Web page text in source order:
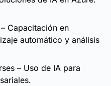
– Capacitación en
automático y análisis
– Uso de IA para